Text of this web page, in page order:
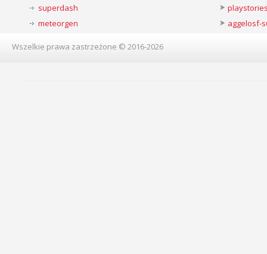
superdash
meteorgen
aggelosf-
Wszelkie prawa zastrzeżone © 2016-2026